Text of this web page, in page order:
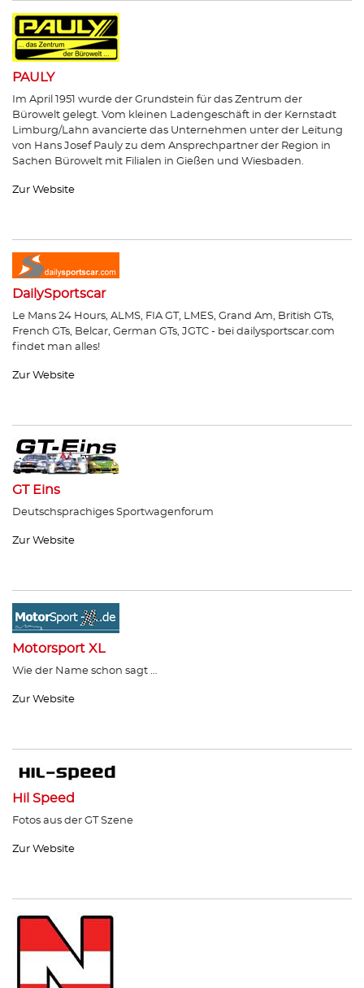
PAULY
Im April 1951 wurde der Grundstein für das Zentrum der
Bürowelt gelegt. Vom kleinen Ladengeschäft in der Kernstadt
Limburg/Lahn avancierte das Unternehmen unter der Leitung
von Hans Josef Pauly zu dem Ansprechpartner der Region in
Sachen Bürowelt mit Filialen in Gießen und Wiesbaden.
Zur Website
DailySportscar
Le Mans 24 Hours, ALMS, FIA GT, LMES, Grand Am, British GTs,
French GTs, Belcar, German GTs, JGTC - bei dailysportscar.com
findet man alles!
Zur Website
GT Eins
Deutschsprachiges Sportwagenforum
Zur Website
Motorsport XL
Wie der Name schon sagt …
Zur Website
Hil Speed
Fotos aus der GT Szene
Zur Website